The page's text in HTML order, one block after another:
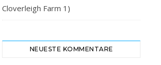
Cloverleigh Farm 1)
NEUESTE KOMMENTARE